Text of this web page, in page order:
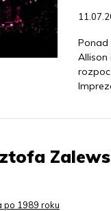
Ponad
Allison
po 1989 roku